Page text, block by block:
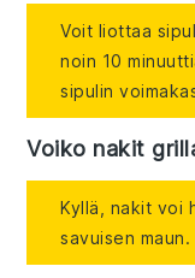
Voit liottaa
noin 10
sipulin
Voiko nakit
Kyllä, nakit voi
savuisen maun.